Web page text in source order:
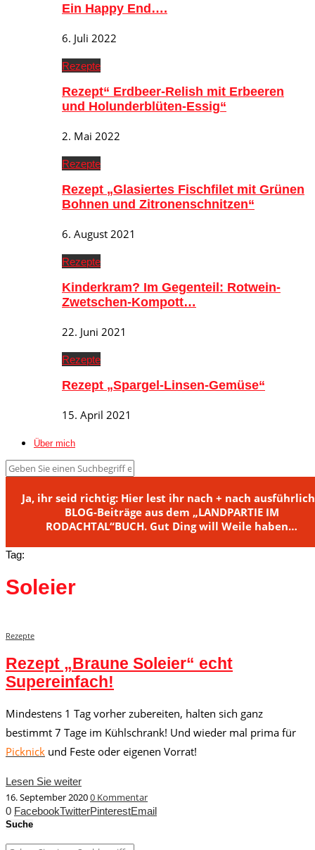
Ein Happy End….
6. Juli 2022
Rezepte
Rezept“ Erdbeer-Relish mit Erbeeren
und Holunderblüten-Essig“
2. Mai 2022
Rezepte
Rezept „Glasiertes Fischfilet mit Grünen
Bohnen und Zitronenschnitzen“
6. August 2021
Rezepte
Kinderkram? Im Gegenteil: Rotwein-
Zwetschen-Kompott…
22. Juni 2021
Rezepte
Rezept „Spargel-Linsen-Gemüse“
15. April 2021
Über mich
Ja, ihr seid richtig: Hier lest ihr nach + nach
BLOG-Beiträge aus dem „LANDPARTIE IM
RODACHTAL“BUCH. Gut Ding will Weile haben…
Tag:
Soleier
Rezepte
Rezept „Braune Soleier“ echt
Supereinfach!
Mindestens 1 Tag vorher zubereiten, halten sich ganz
bestimmt 7 Tage im Kühlschrank! Und wieder mal prima für
Picknick und Feste oder eigenen Vorrat!
Lesen Sie weiter
16. September 20200 Kommentar
0 FacebookTwitterPinterestEmail
Suche